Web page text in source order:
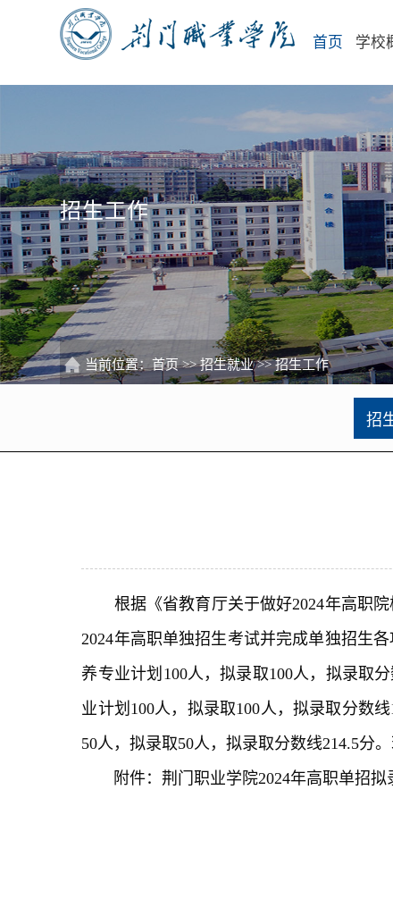
首页 学校
招生工作
当前位置：首页>>招生就业>>招生工作
招
根据《省教育厅关于做好2024年高职院
2024年高职单独招生考试并完成单独招生
养专业计划100人，拟录取100人，拟录取
业计划100人，拟录取100人，拟录取分数
50人，拟录取50人，拟录取分数线214.5分
附件：荆门职业学院2024年高职单招拟